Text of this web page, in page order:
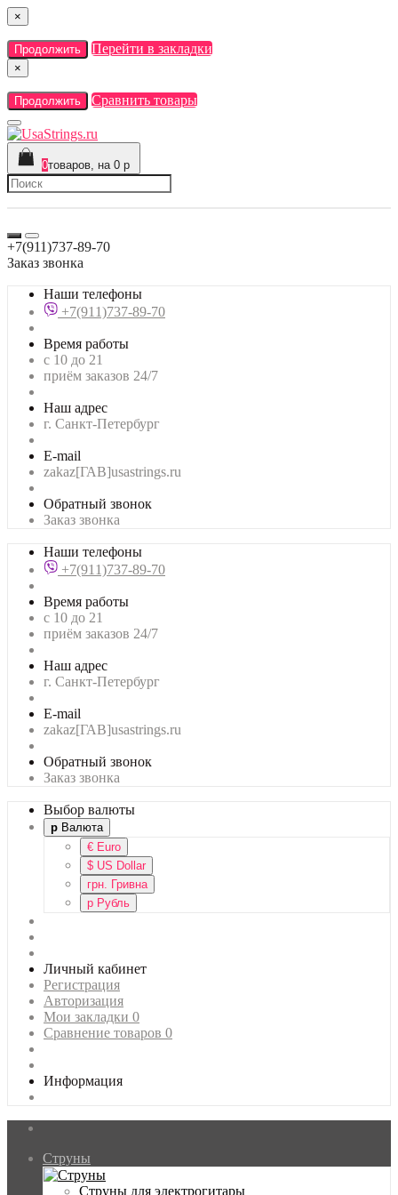
×
Продолжить Перейти в закладки
×
Продолжить Сравнить товары
0товаров, на 0 р
+7(911)737-89-70
Заказ звонка
Наши телефоны
+7(911)737-89-70
Время работы
с 10 до 21
приём заказов 24/7
Наш адрес
г. Санкт-Петербург
E-mail
zakaz[ГАВ]usastrings.ru
Обратный звонок
Заказ звонка
Наши телефоны
+7(911)737-89-70
Время работы
с 10 до 21
приём заказов 24/7
Наш адрес
г. Санкт-Петербург
E-mail
zakaz[ГАВ]usastrings.ru
Обратный звонок
Заказ звонка
Выбор валюты
р Валюта
€ Euro
$ US Dollar
грн. Гривна
р Рубль
Личный кабинет
Регистрация
Авторизация
Мои закладки 0
Сравнение товаров 0
Информация
Струны
Струны для электрогитары
Главная